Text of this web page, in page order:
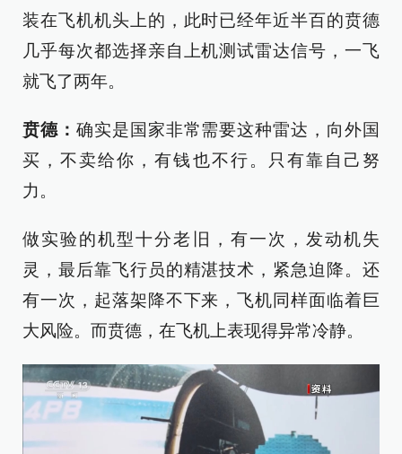
装在飞机机头上的，此时已经年近半百的贲德
几乎每次都选择亲自上机测试雷达信号，一飞
就飞了两年。
贲德： 确实是国家非常需要这种雷达，向外国
买，不卖给你，有钱也不行。只有靠自己努
力。
做实验的机型十分老旧，有一次，发动机失
灵，最后靠飞行员的精湛技术，紧急迫降。还
有一次，起落架降不下来，飞机同样面临着巨
大风险。而贲德，在飞机上表现得异常冷静。